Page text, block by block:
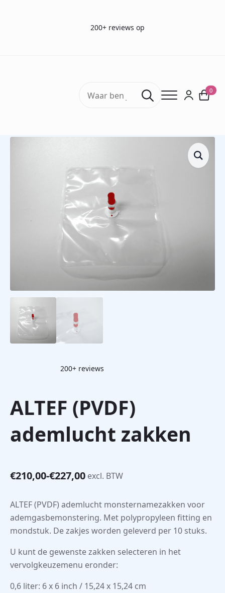
200+ reviews op
Search
for:
0
200+ reviews
ALTEF (PVDF)
ademlucht zakken
€210,00-€227,00
Prijsklasse:
tot
€227,00
excl. BTW
ALTEF (PVDF) ademlucht monsternamezakken voor
ademgasbemonstering. Met polypropyleen fitting en
mondstuk. De zakjes worden geleverd per 10 stuks.
U kunt de gewenste zakken selecteren in het
vervolgkeuzemenu eronder:
0,6 liter: 6 x 6 inch / 15,24 x 15,24 cm